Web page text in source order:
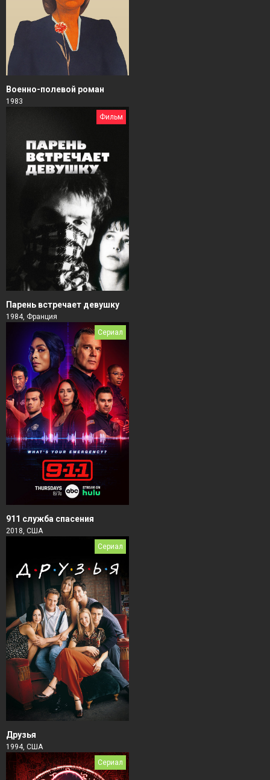
Военно-полевой роман
1983
Фильм
Парень встречает девушку
1984, Франция
Сериал
911 служба спасения
2018, США
Сериал
Друзья
1994, США
Сериал